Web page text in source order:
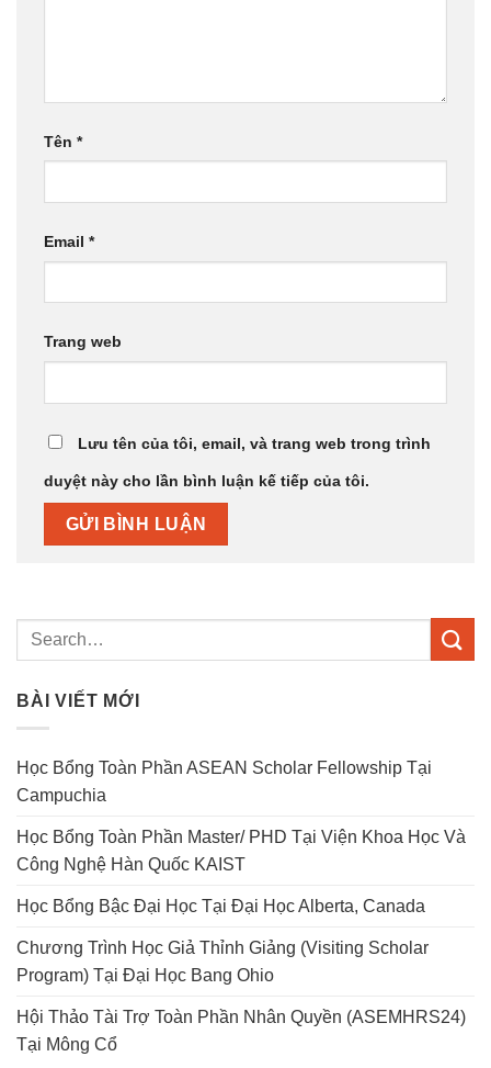
Tên *
Email *
Trang web
Lưu tên của tôi, email, và trang web trong trình
duyệt này cho lần bình luận kế tiếp của tôi.
BÀI VIẾT MỚI
Học Bổng Toàn Phần ASEAN Scholar Fellowship Tại
Campuchia
Học Bổng Toàn Phần Master/ PHD Tại Viện Khoa Học Và
Công Nghệ Hàn Quốc KAIST
Học Bổng Bậc Đại Học Tại Đại Học Alberta, Canada
Chương Trình Học Giả Thỉnh Giảng (Visiting Scholar
Program) Tại Đại Học Bang Ohio
Hội Thảo Tài Trợ Toàn Phần Nhân Quyền (ASEMHRS24)
Tại Mông Cổ